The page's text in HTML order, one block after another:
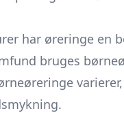
har øreringe en
bruges